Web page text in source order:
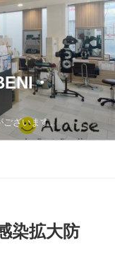
・
ざいます。
染拡大防